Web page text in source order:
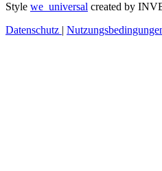
Style we_universal created by
Datenschutz |